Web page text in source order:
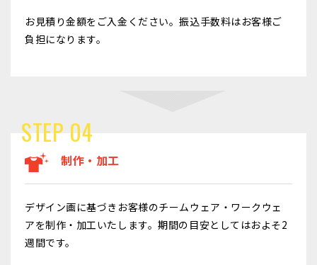
お見積り金額をご入金ください。振込手数料はお客様ご
負担になります。
STEP 04
制作・加工
デザイン画に基づきお客様のチームウェア・ワークウェ
アを制作・加工いたします。期間の目安としてはおよそ2
週間です。